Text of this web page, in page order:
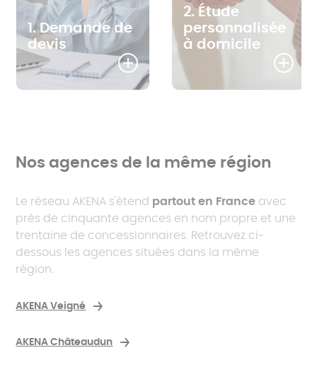
1. Demande de
devis
2. Étude
personnalisée
à domicile
Nos agences de la même région
Le réseau AKENA s'étend partout en France avec
près de cinquante agences en nom propre et une
trentaine de concessionnaires. Retrouvez ci-
dessous les agences situées dans la même
région.
AKENA Veigné
AKENA Châteaudun